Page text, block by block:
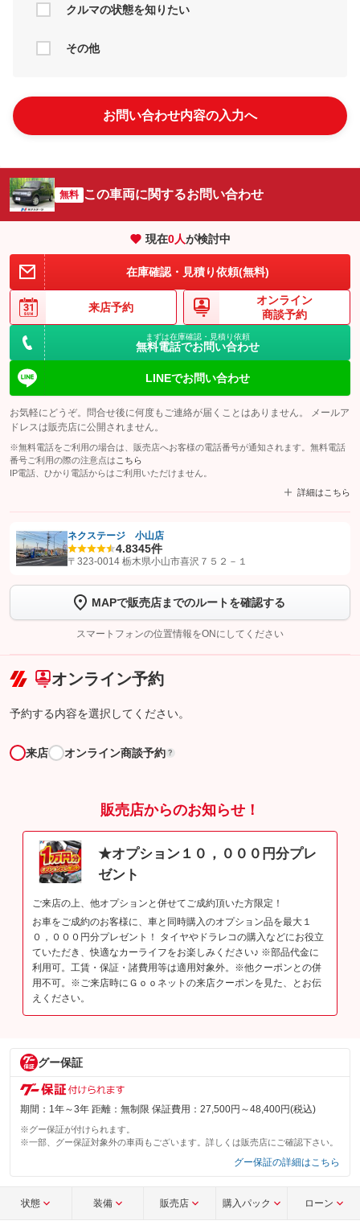
クルマの状態を知りたい
その他
お問い合わせ内容の入力へ
無料 この車両に関するお問い合わせ
現在0人が検討中
在庫確認・見積り依頼(無料)
来店予約
オンライン
商談予約
まずは在庫確認・見積り依頼
無料電話でお問い合わせ
LINEでお問い合わせ
お気軽にどうぞ。問合せ後に何度もご連絡が届くことはありません。 メールア
ドレスは販売店に公開されません。
※無料電話をご利用の場合は、販売店へお客様の電話番号が通知されます。無料電話
番号ご利用の際の注意点は こちら
IP電話、ひかり電話からはご利用いただけません。
詳細はこちら
【STEP1】認証画面でグーネットを友だち追加してから「許可する」ボタンを押
トーク画面で
ボタンをタップして問い合わせを
完了してください。
こちら
ネクステージ 小山店
4.8345件
〒323-0014 栃木県小山市喜沢７５２－１
MAPで販売店までのルートを確認する
スマートフォンの位置情報をONにしてください
オンライン予約
予約する内容を選択してください。
来店 オンライン商談予約 ?
販売店からのお知らせ！
★オプション１０，０００円分プレ
ゼント
ご来店の上、他オプションと併せてご成約頂いた方限定！
お車をご成約のお客様に、車と同時購入のオプション品を最大１
０，０００円分プレゼント！ タイヤやドラレコの購入などにお役立
ていただき、快適なカーライフをお楽しみください♪ ※部品代金に
利用可。工賃・保証・諸費用等は適用対象外。※他クーポンとの併
用不可。※ご来店時にＧｏｏネットの来店クーポンを見た、とお伝
えください。
グー保証
期間：1年～3年 距離：無制限 保証費用：27,500円～48,400円(税込)
※グー保証が付けられます。
※一部、グー保証対象外の車両もございます。詳しくは販売店にご確認下さい。
グー保証の詳細はこちら
状態 装備 販売店 購入パック ローン